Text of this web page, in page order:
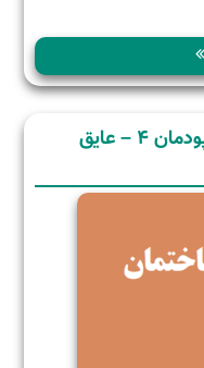
کتاب نازک کاری ساختمان – پودمان 4 – عایق